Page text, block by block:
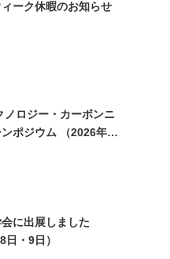
ーク休暇のお知らせ
ノロジー・カーボンニ
ポジウム （2026年1
に出展しました
日・9日）